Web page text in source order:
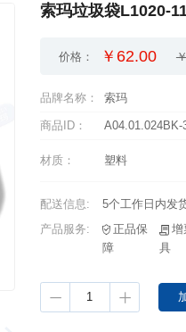
索玛垃圾袋L1020-
价格： ￥62.00
品牌名称： 索玛
商品ID： A04.01.024BK-
材质： 塑料
配送信息:
5个工作日内发
产品服务:
障
具